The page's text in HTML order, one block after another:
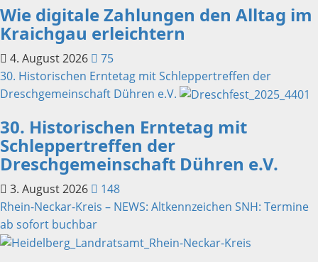
Wie digitale Zahlungen den Alltag im
Kraichgau erleichtern
4. August 2026
75
30. Historischen Erntetag mit Schleppertreffen der
Dreschgemeinschaft Dühren e.V.
30. Historischen Erntetag mit
Schleppertreffen der
Dreschgemeinschaft Dühren e.V.
3. August 2026
148
Rhein-Neckar-Kreis – NEWS: Altkennzeichen SNH: Termine
ab sofort buchbar